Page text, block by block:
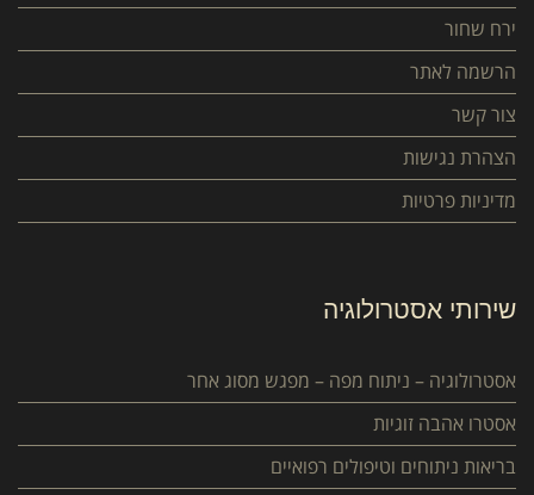
ירח שחור
הרשמה לאתר
צור קשר
הצהרת נגישות
מדיניות פרטיות
שירותי אסטרולוגיה
אסטרולוגיה – ניתוח מפה – מפגש מסוג אחר
אסטרו אהבה זוגיות
בריאות ניתוחים וטיפולים רפואיים